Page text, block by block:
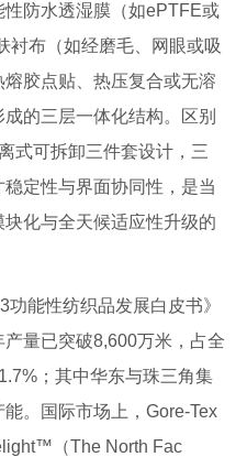
防水透湿膜（如ePTFE或
衬布（如经磨毛、网眼或吸
胶点贴、热压复合或无溶
的三层一体化结构。区别
式可拆卸三件套设计，三
定性与界面协同性，是当
化与全天候适应性升级的
能性纺织品发展白皮书》
量已突破8,600万米，占全
；其中华东与珠三角集
。国际市场上，Gore-Tex
（The North Fac